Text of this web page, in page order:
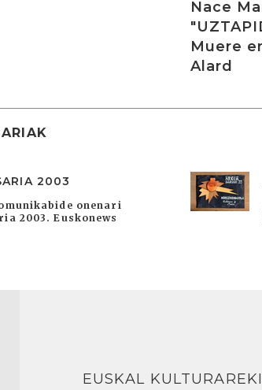
Nace
Muere
Alard
2003
onenari
2003. Euskonews
EUSKAL